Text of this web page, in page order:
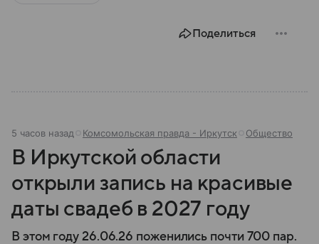
Поделиться
5 часов назад Комсомольская правда - Иркутск Общество
В Иркутской области
открыли запись на красивые
даты свадеб в 2027 году
В этом году 26.06.26 поженились почти 700 пар.